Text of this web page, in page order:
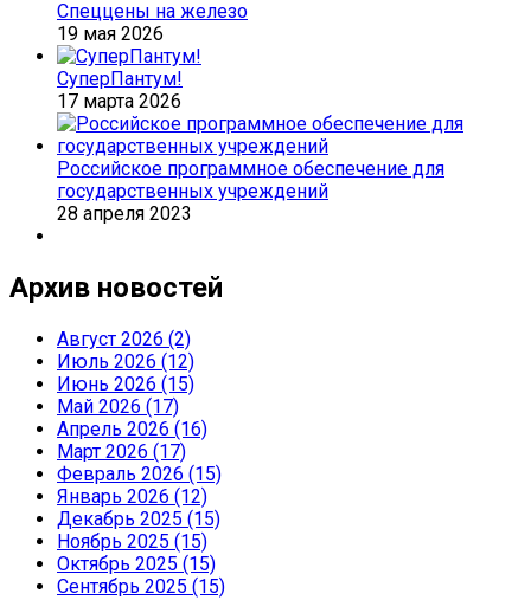
Спеццены на железо
19 мая 2026
СуперПантум!
17 марта 2026
Российское программное обеспечение для
государственных учреждений
28 апреля 2023
Архив новостей
Август 2026 (2)
Июль 2026 (12)
Июнь 2026 (15)
Май 2026 (17)
Апрель 2026 (16)
Март 2026 (17)
Февраль 2026 (15)
Январь 2026 (12)
Декабрь 2025 (15)
Ноябрь 2025 (15)
Октябрь 2025 (15)
Сентябрь 2025 (15)